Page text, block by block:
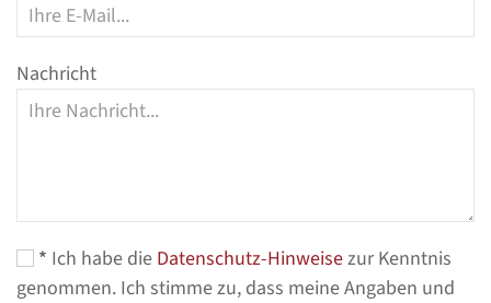
Nachricht
* Ich habe die Datenschutz-Hinweisezur Kenntnis
genommen. Ich stimme zu, dass meine Angaben und